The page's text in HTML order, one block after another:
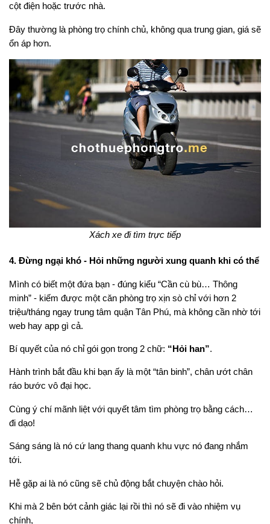
cột điện hoặc trước nhà.
Đây thường là phòng trọ chính chủ, không qua trung gian, giá sẽ
ổn áp hơn.
Xách xe đi tìm trực tiếp
4. Đừng ngại khó - Hỏi những người xung quanh khi có thể
Mình có biết một đứa bạn - đúng kiểu “Cần cù bù… Thông
minh” - kiếm được một căn phòng trọ xịn sò chỉ với hơn 2
triệu/tháng ngay trung tâm quận Tân Phú, mà không cần nhờ tới
web hay app gì cả.
Bí quyết của nó chỉ gói gọn trong 2 chữ: “Hỏi han”.
Hành trình bắt đầu khi bạn ấy là một “tân binh”, chân ướt chân
ráo bước vô đại học.
Cùng ý chí mãnh liệt với quyết tâm tìm phòng trọ bằng cách…
đi dạo!
Sáng sáng là nó cứ lang thang quanh khu vực nó đang nhắm
tới.
Hễ gặp ai là nó cũng sẽ chủ động bắt chuyện chào hỏi.
Khi mà 2 bên bớt cảnh giác lại rồi thì nó sẽ đi vào nhiệm vụ
chính,